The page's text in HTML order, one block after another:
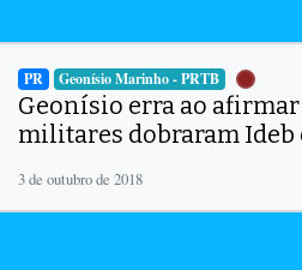
PR Geonísio Marinho - PRTB
Geonísio erra ao
militares dobraram Ideb
3 de outubro de 2018